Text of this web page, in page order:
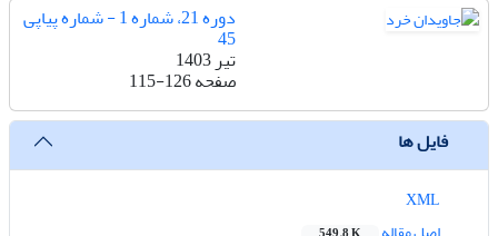
دوره 21، شماره 1 - شماره پیاپی
45
تیر 1403
صفحه115-126
فایل ها